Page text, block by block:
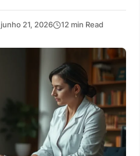
junho 21, 2026 12 min Read